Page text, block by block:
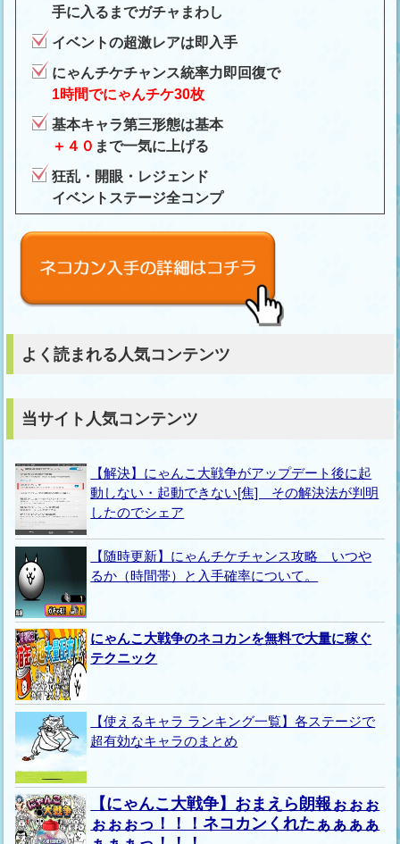
手に入るまでガチャまわし
イベントの超激レアは即入手
にゃんチケチャンス統率力即回復で
1時間でにゃんチケ30枚
基本キャラ第三形態は基本
＋４０ まで一気に上げる
狂乱・開眼・レジェンド
イベントステージ全コンプ
よく読まれる人気コンテンツ
当サイト人気コンテンツ
【解決】にゃんこ大戦争がアップデート後に起
動しない・起動できない[焦] その解決法が判明
したのでシェア
【随時更新】にゃんチケチャンス攻略 いつや
るか（時間帯）と入手確率について。
にゃんこ大戦争のネコカンを無料で大量に稼ぐ
テクニック
【使えるキャラ ランキング一覧】各ステージで
超有効なキャラのまとめ
【にゃんこ大戦争】おまえら朗報ぉぉぉ
ぉぉぉっ！！！ネコカンくれたぁぁぁぁ